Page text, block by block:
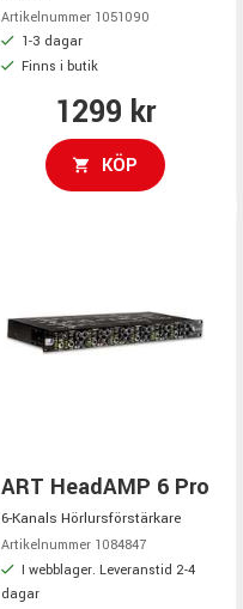
Artikelnummer 1051090
1-3 dagar
Finns i butik
1299 kr
KÖP
ART HeadAMP 6 Pro
6-Kanals Hörlursförstärkare
Artikelnummer 1084847
I webblager. Leveranstid 2-4
dagar